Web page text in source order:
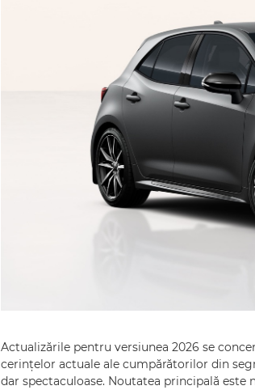
Actualizările pentru versiunea 2026 se
cerințelor actuale ale cumpărătorilor din
dar spectaculoase. Noutatea principală